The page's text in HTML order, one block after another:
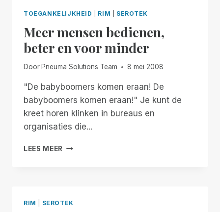
TOEGANKELIJKHEID RIM SEROTEK
Meer mensen bedienen,
beter en voor minder
Door Pneuma Solutions Team 8 mei 2008
"De babyboomers komen eraan! De
babyboomers komen eraan!" Je kunt de
kreet horen klinken in bureaus en
organisaties die...
LEES MEER MEER
RIM SEROTEK